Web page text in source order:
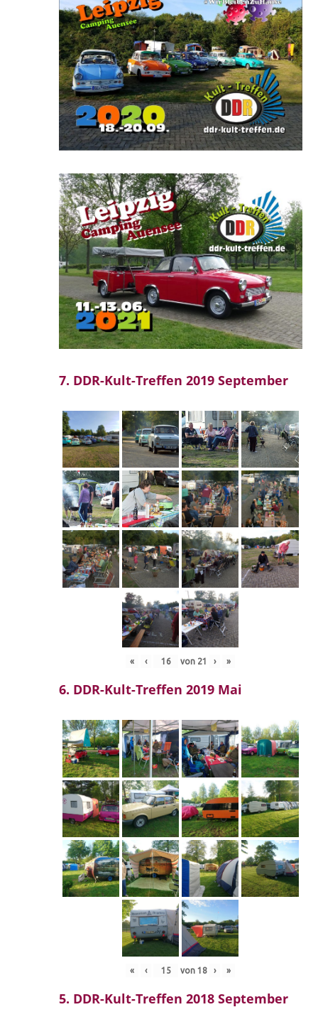
7. DDR-Kult-Treffen 2019 September
« ‹ von 21 › »
6. DDR-Kult-Treffen 2019 Mai
« ‹ von 18 › »
5. DDR-Kult-Treffen 2018 September